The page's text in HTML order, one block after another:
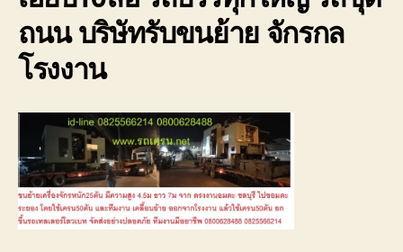
ถนน บริษัทรับขนย้าย จักรกล
โรงงาน